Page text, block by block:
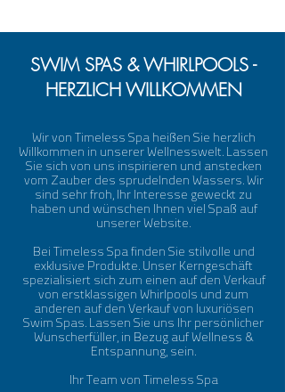
SWIM SPAS & WHIRLPOOLS -
HERZLICH WILLKOMMEN
Wir von Timeless Spa heißen Sie herzlich
Willkommen in unserer Wellnesswelt. Lassen
Sie sich von uns inspirieren und anstecken
vom Zauber des sprudelnden Wassers. Wir
sind sehr froh, Ihr Interesse geweckt zu
haben und wünschen Ihnen viel Spaß auf
unserer Website.
Bei Timeless Spa finden Sie stilvolle und
exklusive Produkte. Unser Kerngeschäft
spezialisiert sich zum einen auf den Verkauf
von erstklassigen Whirlpools und zum
anderen auf den Verkauf von luxuriösen
Swim Spas. Lassen Sie uns Ihr persönlicher
Wunscherfüller, in Bezug auf Wellness &
Entspannung, sein.
Ihr Team von Timeless Spa